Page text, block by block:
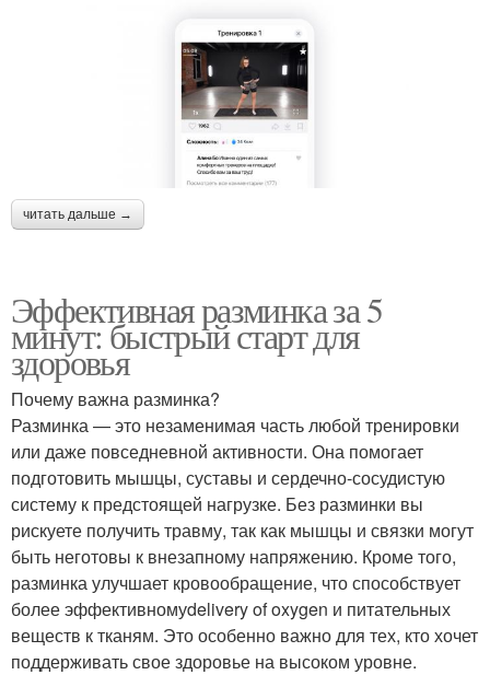
читать дальше →
Эффективная разминка за 5
минут: быстрый старт для
здоровья
Почему важна разминка?
Разминка — это незаменимая часть любой тренировки
или даже повседневной активности. Она помогает
подготовить мышцы, суставы и сердечно-сосудистую
систему к предстоящей нагрузке. Без разминки вы
рискуете получить травму, так как мышцы и связки могут
быть неготовы к внезапному напряжению. Кроме того,
разминка улучшает кровообращение, что способствует
более эффективномуdelivery of oxygen и питательных
веществ к тканям. Это особенно важно для тех, кто хочет
поддерживать свое здоровье на высоком уровне.